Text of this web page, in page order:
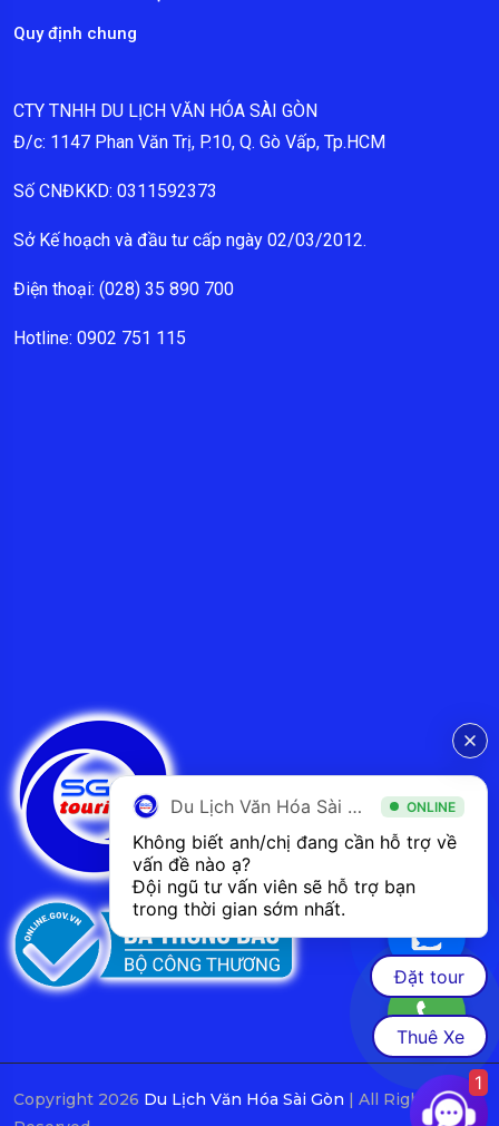
Quy định chung
CTY TNHH DU LỊCH VĂN HÓA SÀI GÒN
Đ/c: 1147 Phan Văn Trị, P.10, Q. Gò Vấp, Tp.HCM
Số CNĐKKD: 0311592373
Sở Kế hoạch và đầu tư cấp ngày 02/03/2012.
Điện thoại: (028) 35 890 700
Hotline: 0902 751 115
Copyright 2026 Du Lịch Văn Hóa Sài Gòn
| All Rights
Du Lịch Văn Hóa Sài Gòn ONLINE
Không biết anh/chị đang cần hỗ trợ về
vấn đề nào ạ?
Đội ngũ tư vấn viên sẽ hỗ trợ bạn
trong thời gian sớm nhất.
Đặt tour
Thuê Xe
1